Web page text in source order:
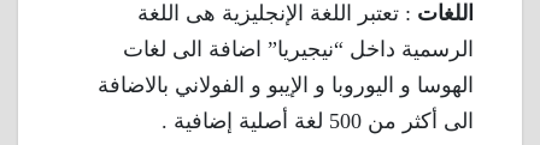
اللغات : تعتبر اللغة الإنجليزية هى اللغة
الرسمية داخل “نيجيريا” اضافة الى لغات
الهوسا و اليوروبا و الإيبو و الفولاني بالاضافة
الى أكثر من 500 لغة أصلية إضافية .